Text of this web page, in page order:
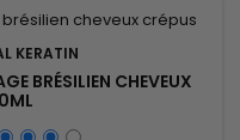
KERATIN
BRÉSILIEN CHEVEUX